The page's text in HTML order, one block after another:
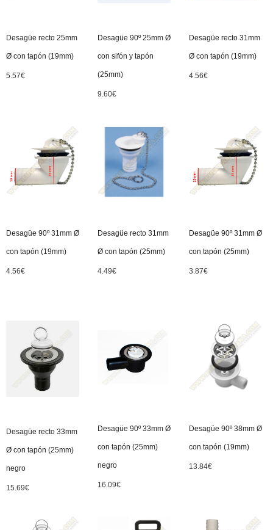
Desagüe recto 25mm
Ø con tapón (19mm)
5.57€
Desagüe 90º 25mm Ø
con sifón y tapón
(25mm)
9.60€
Desagüe recto 31mm
Ø con tapón (19mm)
4.56€
Desagüe 90º 31mm Ø
con tapón (19mm)
4.56€
Desagüe recto 31mm
Ø con tapón (25mm)
4.49€
Desagüe 90º 31mm Ø
con tapón (25mm)
3.87€
Desagüe recto 33mm
Ø con tapón (25mm)
negro
15.69€
Desagüe 90º 33mm Ø
con tapón (25mm)
negro
16.09€
Desagüe 90º 38mm Ø
con tapón (19mm)
13.84€